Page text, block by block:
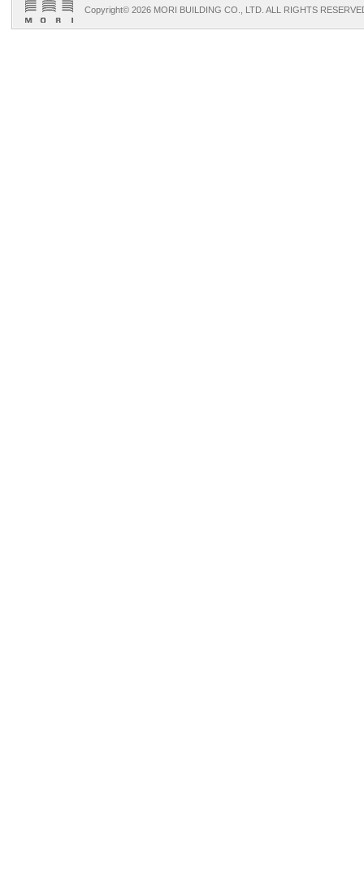
Copyright© 2026 MORI BUILDING CO., LTD. ALL RIGHTS